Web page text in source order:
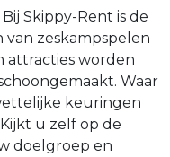
Skippy-Rent is de
zeskampspelen
attracties worden
Waar
keuringen
u zelf op de
doelgroep en